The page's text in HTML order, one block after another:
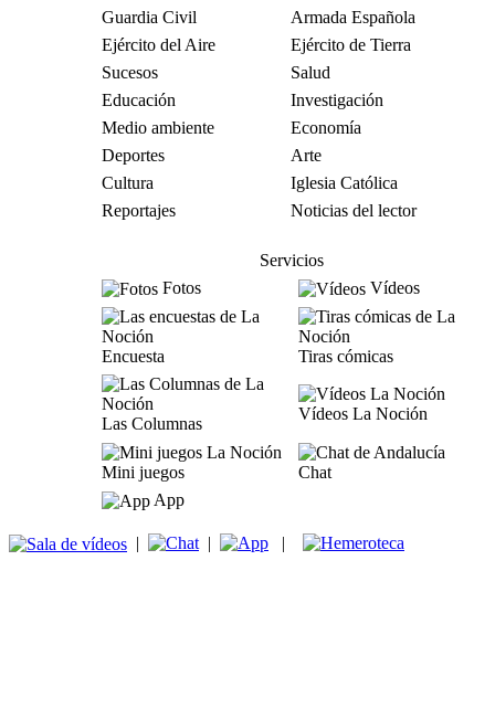
Guardia Civil
Armada Española
Ejército del Aire
Ejército de Tierra
Sucesos
Salud
Educación
Investigación
Medio ambiente
Economía
Deportes
Arte
Cultura
Iglesia Católica
Reportajes
Noticias del lector
Servicios
Fotos
Vídeos
Encuesta Tiras cómicas
Las Columnas
Vídeos La Noción
Mini juegos
Chat
App
| | |